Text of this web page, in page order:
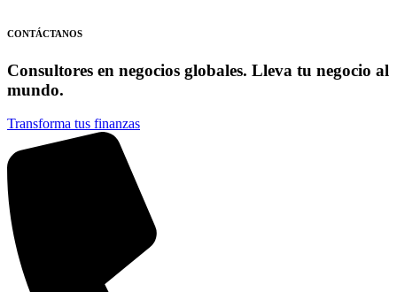
CONTÁCTANOS
Consultores en negocios globales. Lleva tu negocio al
mundo.
Transforma tus finanzas